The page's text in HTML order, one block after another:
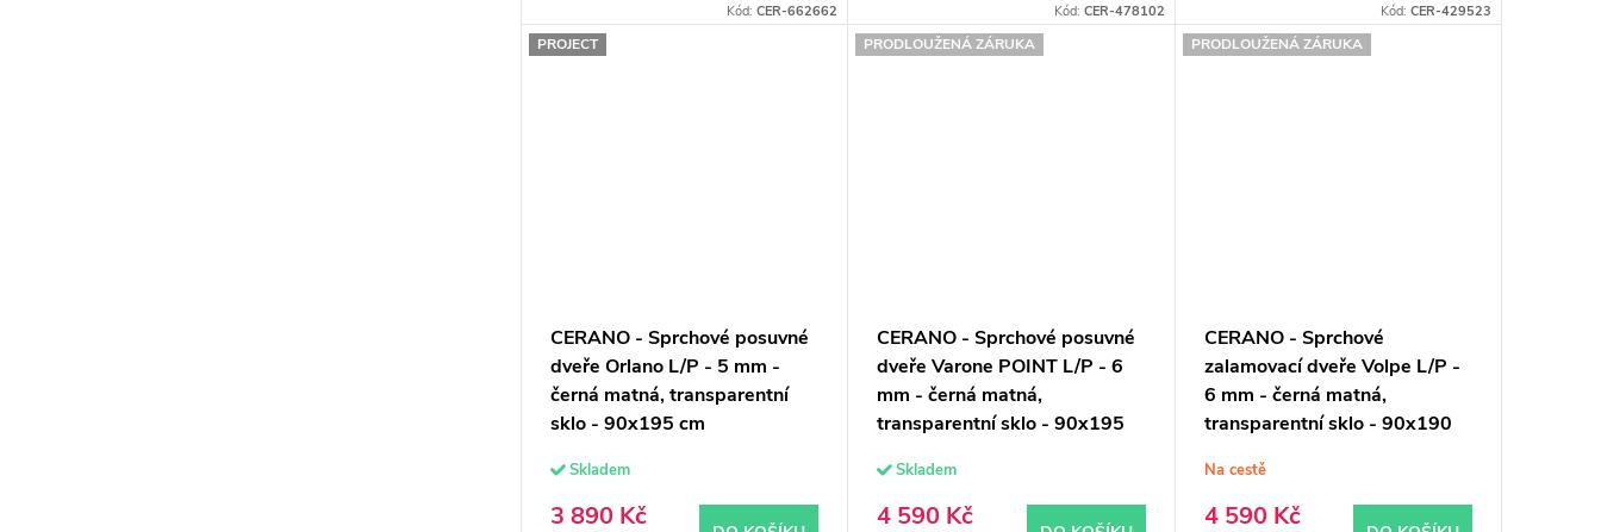
Kód:CER-662662 Kód: CER-478102 Kód: CER-429523
PROJECT
CERANO - Sprchové posuvné
dveře Orlano L/P - 5 mm -
černá matná, transparentní
sklo - 90x195 cm
Skladem
3 890 Kč
PRODLOUŽENÁ ZÁRUKA
CERANO - Sprchové posuvné
dveře Varone POINT L/P - 6
mm - černá matná,
transparentní sklo - 90x195
Skladem
4 590 Kč
PRODLOUŽENÁ ZÁRUKA
CERANO - Sprchové
zalamovací dveře Volpe L/P -
6 mm - černá matná,
transparentní sklo - 90x190
Na cestě
4 590 Kč